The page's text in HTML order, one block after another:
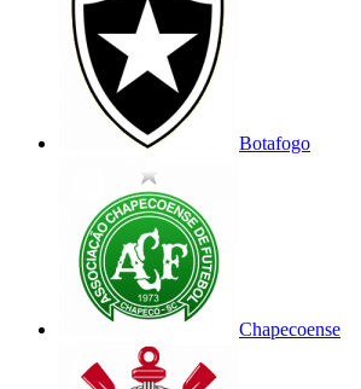
Botafogo
Chapecoense